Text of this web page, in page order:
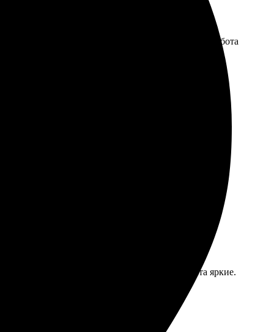
оформления заказа пришло уведомление, что работа
обработки, выбрала. Доставили быстро,
Распечатка выглядит отлично, цвета яркие.